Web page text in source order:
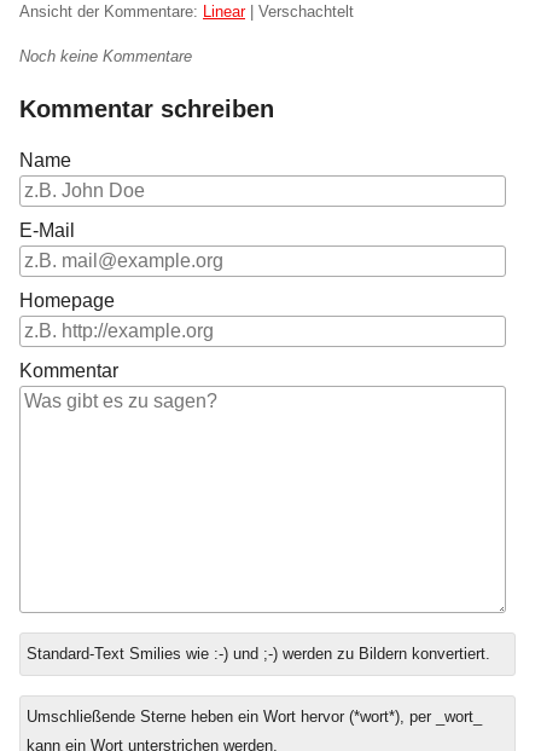
Ansicht der Kommentare: Linear| Verschachtelt
Noch keine Kommentare
Kommentar schreiben
Name
E-Mail
Homepage
Kommentar
Antwort
zu
Standard-Text Smilies wie :-) und ;-) werden zu Bildern konvertiert.
Umschließende Sterne heben ein Wort hervor (*wort*), per _wort_
kann ein Wort unterstrichen werden.